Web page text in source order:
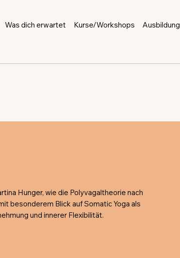
Was dich erwartet Kurse/Workshops Ausbildung
Hunger, wie die Polyvagaltheorie nach
besonderem Blick auf Somatic Yoga als
und innerer Flexibilität.